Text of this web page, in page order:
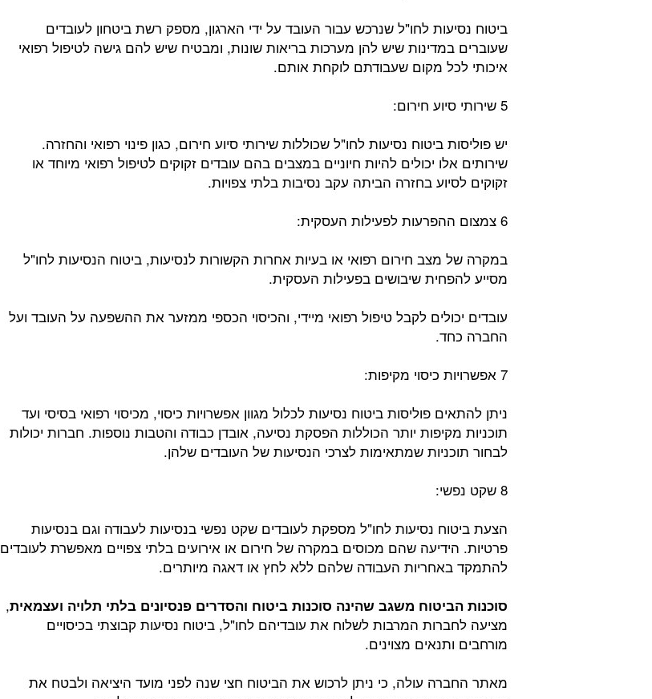
ביטוח נסיעות לחו"ל שנרכש עבור העובד על ידי הארגון, מספק רשת ביטחון לעובדים
שעוברים במדינות שיש להן מערכות בריאות שונות, ומבטיח שיש להם גישה לטיפול רפואי
איכותי לכל מקום שעבודתם לוקחת אותם.
5 שירותי סיוע חירום:
יש פוליסות ביטוח נסיעות לחו"ל שכוללות שירותי סיוע חירום, כגון פינוי רפואי והחזרה.
שירותים אלו יכולים להיות חיוניים במצבים בהם עובדים זקוקים לטיפול רפואי מיוחד או
זקוקים לסיוע בחזרה הביתה עקב נסיבות בלתי צפויות.
6 צמצום ההפרעות לפעילות העסקית:
במקרה של מצב חירום רפואי או בעיות אחרות הקשורות לנסיעות, ביטוח הנסיעות לחו"ל
מסייע להפחית שיבושים בפעילות העסקית.
עובדים יכולים לקבל טיפול רפואי מיידי, והכיסוי הכספי ממזער את ההשפעה על העובד ועל
החברה כחד.
7 אפשרויות כיסוי מקיפות:
ניתן להתאים פוליסות ביטוח נסיעות לכלול מגוון אפשרויות כיסוי, מכיסוי רפואי בסיסי ועד
תוכניות מקיפות יותר הכוללות הפסקת נסיעה, אובדן כבודה והטבות נוספות. חברות יכולות
לבחור תוכניות שמתאימות לצרכי הנסיעות של העובדים שלהן.
8 שקט נפשי:
הצעת ביטוח נסיעות לחו"ל מספקת לעובדים שקט נפשי בנסיעות לעבודה וגם בנסיעות
פרטיות. הידיעה שהם מכוסים במקרה של חירום או אירועים בלתי צפויים מאפשרת לעובדים
להתמקד באחריות העבודה שלהם ללא לחץ או דאגה מיותרים.
סוכנות הביטוח משגב שהינה סוכנות ביטוח והסדרים פנסיונים בלתי תלויה ועצמאית,
מציעה לחברות המרבות לשלוח את עובדיהם לחו"ל, ביטוח נסיעות קבוצתי בכיסויים
מורחבים ותנאים מצוינים.
מאתר החברה עולה, כי ניתן לרכוש את הביטוח חצי שנה לפני מועד היציאה ולבטח את